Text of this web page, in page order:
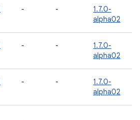
- -
1.7.0-
alpha02
- -
1.7.0-
alpha02
- -
1.7.0-
alpha02